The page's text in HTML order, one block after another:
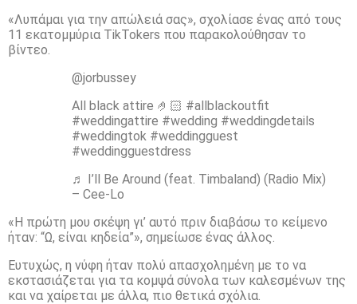
«Λυπάμαι για την απώλειά σας», σχολίασε ένας από τους
11 εκατομμύρια TikTokers που παρακολούθησαν το
βίντεο.
@jorbussey
All black attire 🤌🏻 #allblackoutfit
#weddingattire #wedding #weddingdetails
#weddingtok #weddingguest
#weddingguestdress
♬ I’ll Be Around (feat. Timbaland) (Radio Mix)
– Cee-Lo
«Η πρώτη μου σκέψη γι’ αυτό πριν διαβάσω το κείμενο
ήταν: “Ω, είναι κηδεία”», σημείωσε ένας άλλος.
Ευτυχώς, η νύφη ήταν πολύ απασχολημένη με το να
εκστασιάζεται για τα κομψά σύνολα των καλεσμένων της
και να χαίρεται με άλλα, πιο θετικά σχόλια.